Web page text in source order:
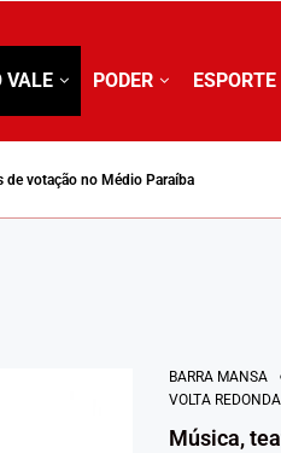
VALE PODER ESPORTE
de votação no Médio Paraíba
BARRA MANSA
VOLTA REDONDA
Música,